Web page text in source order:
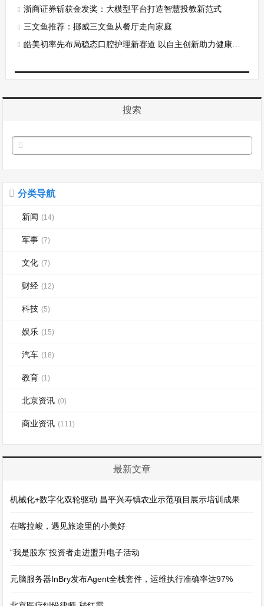
浙商证券斩获金发奖：大模型平台打造智慧投教新范式
三文鱼推荐：挪威三文鱼从餐厅走向家庭
皓美初率先布局稳态口腔护理新赛道 以自主创新助力健康中国建设
搜索
分类导航
新闻 (14)
军事 (7)
文化 (7)
财经 (12)
科技 (5)
娱乐 (15)
汽车 (18)
教育 (1)
北京资讯 (0)
商业资讯 (111)
最新文章
机械化+数字化双轮驱动 昌平兴寿镇农业示范项目展示培训成果
在喀拉峻，遇见旅途里的小美好
“我是股东”投资者走进盟升电子活动
元脑服务器InBry发布Agent全栈套件，运维执行准确率达97%